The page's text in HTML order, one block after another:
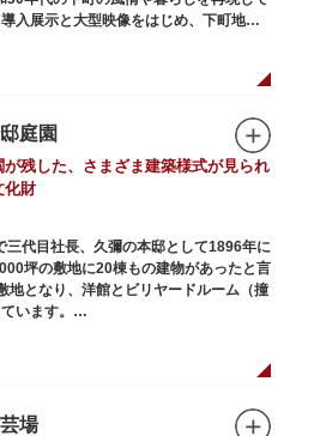
れています。
入展示と大型映像をはじめ、下町地域
資料を展示しています。また3階には
調べることができるしたまち情報コー
庭園
が残した、さまざま建築様式が見られ
化財
三代目社長、久彌の本邸として1896年に
坪の敷地に20棟もの建物があったと言
地となり、洋館とビリヤードルーム（撞
います。
サイア・コンドルによって設計された西
場